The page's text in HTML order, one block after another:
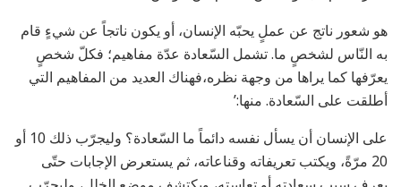
هو شعور ناتج عن عملٍ يحبّه الإنسان، أو يكون ناتجاً عن شيءٍ قام
به النّاس لشخصٍ ما. تشمل السّعادة عدّة مفاهيم؛ فكلّ شخصٍ
يعرّفها كما يراها من وجهة نظره،فهناك العديد من المفاهيم التي
أطلقت على السّعادة. منها:’
على الإنسان أن يسأل نفسه دائماً ما السّعادة؟ وليجرّب ذلك 10 أو
20 مرّةً، ويكتب تعريفاته وقناعاته، ثم يستعرض الإجابات حتّى